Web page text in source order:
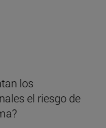
los
el riesgo de